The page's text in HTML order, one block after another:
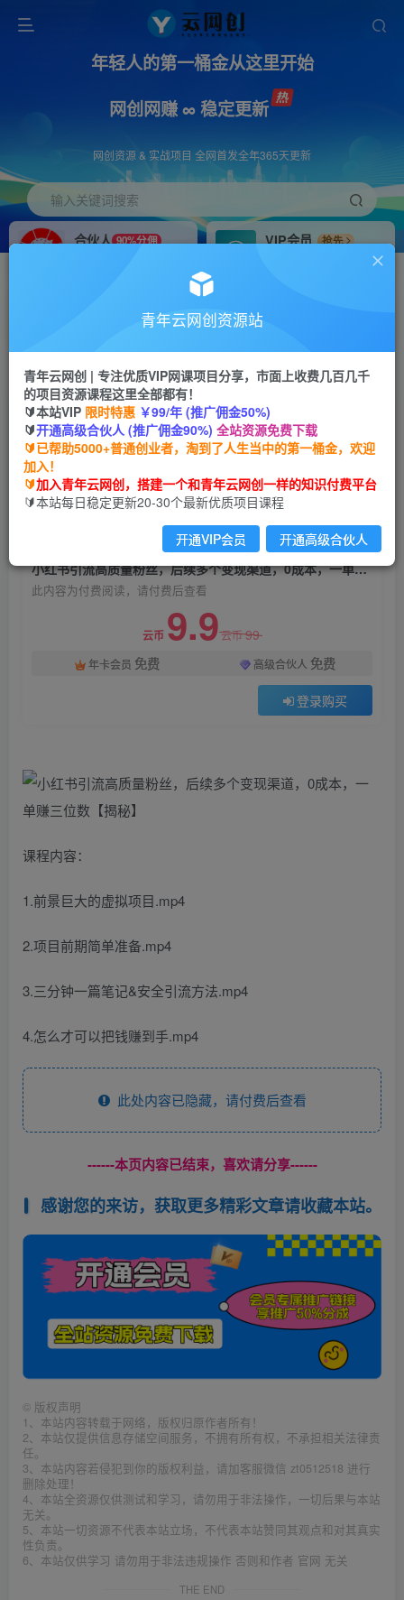
年轻人的第一桶金从这里开始
网创网赚 ∞ 稳定更新
网创资源 & 实战项目 全网首发全年365天更新
输入关键词搜索
合伙人 90%分佣
VIP会员
抢先
搭建同款网站，自己当老板
首页 创业课程 会员免费 正文
小红书引流高质量粉丝，后续多个变现渠道，0成
本，一单赚三位数【揭秘】
青年云网创
2年前发布
关注 私信
小红书引流高质量粉丝，后续多个变现渠道，0成本，一单赚三位数【揭秘】
此内容为付费阅读，请付费后查看
云币 9.9云币99
年卡会员 免费 高级合伙人 免费
登录购买
课程内容：
1.前景巨大的虚拟项目.mp4
2.项目前期简单准备.mp4
3.三分钟一篇笔记&安全引流方法.mp4
4.怎么才可以把钱赚到手.mp4
此处内容已隐藏，请付费后查看
------本页内容已结束，喜欢请分享------
感谢您的来访，获取更多精彩文章请收藏本站。
© 版权声明
1、本站内容转载于网络，版权归原作者所有！
2、本站仅提供信息存储空间服务，不拥有所有权，不承担相关法律责
任。
3、本站内容若侵犯到你的版权利益，请加客服微信 zt0512518 进行
删除处理！
4、本站全资源仅供测试和学习，请勿用于非法操作，一切后果与本站
无关。
5、本站一切资源不代表本站立场，不代表本站赞同其观点和对其真实
性负责。
6、本站仅供学习 请勿用于非法违规操作 否则和作者 官网 无关
THE END
青年云网创资源站
青年云网创 | 专注优质VIP网课项目分享，市面上收费几百几千
的项目资源课程这里全部都有！
🔰本站VIP 限时特惠 ￥99/年 (推广佣金50%)
🔰开通高级合伙人 (推广佣金90%) 全站资源免费下载
🔰已帮助5000+普通创业者，淘到了人生当中的第一桶金，欢迎
加入！
🔰加入青年云网创，搭建一个和青年云网创一样的知识付费平台
🔰本站每日稳定更新20-30个最新优质项目课程
开通VIP会员 开通高级合伙人